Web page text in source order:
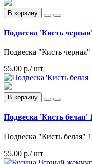
В корзину
Подвеска 'Кисть
Подвеска "Кисть
55.00 р./ шт
В корзину
Подвеска 'Кисть белая'
Подвеска "Кисть белая"
55.00 р./ шт